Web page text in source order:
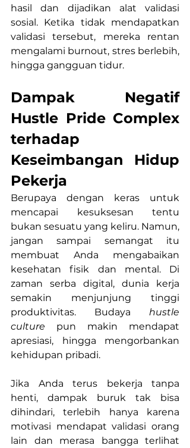
hasil dan dijadikan alat validasi
sosial. Ketika tidak mendapatkan
validasi tersebut, mereka rentan
mengalami burnout, stres berlebih,
hingga gangguan tidur.
Dampak Negatif
Hustle Pride Complex
terhadap
Keseimbangan Hidup
Pekerja
Berupaya dengan keras untuk
mencapai kesuksesan tentu
bukan sesuatu yang keliru. Namun,
jangan sampai semangat itu
membuat Anda mengabaikan
kesehatan fisik dan mental. Di
zaman serba digital, dunia kerja
semakin menjunjung tinggi
produktivitas. Budaya hustle
culture pun makin mendapat
apresiasi, hingga mengorbankan
kehidupan pribadi.
Jika Anda terus bekerja tanpa
henti, dampak buruk tak bisa
dihindari, terlebih hanya karena
motivasi mendapat validasi orang
lain dan merasa bangga terlihat